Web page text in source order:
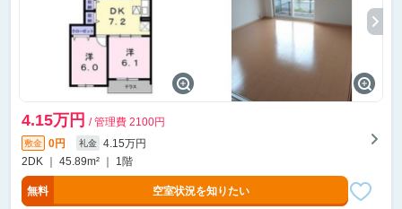
4.15万円 / 管理費 2100円
敷金 0円 礼金
4.15万円
2DK ｜ 45.89m² ｜ 1階
無料 空室状況を知りたい